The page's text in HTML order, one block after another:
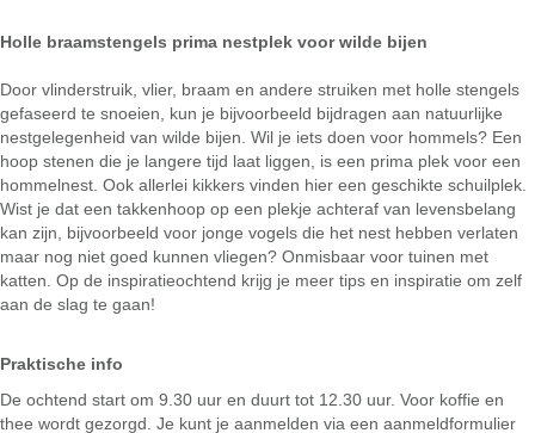
Holle braamstengels prima nestplek voor wilde bijen
Door vlinderstruik, vlier, braam en andere struiken met holle stengels
gefaseerd te snoeien, kun je bijvoorbeeld bijdragen aan natuurlijke
nestgelegenheid van wilde bijen. Wil je iets doen voor hommels? Een
hoop stenen die je langere tijd laat liggen, is een prima plek voor een
hommelnest. Ook allerlei kikkers vinden hier een geschikte schuilplek.
Wist je dat een takkenhoop op een plekje achteraf van levensbelang
kan zijn, bijvoorbeeld voor jonge vogels die het nest hebben verlaten
maar nog niet goed kunnen vliegen? Onmisbaar voor tuinen met
katten. Op de inspiratieochtend krijg je meer tips en inspiratie om zelf
aan de slag te gaan!
Praktische info
De ochtend start om 9.30 uur en duurt tot 12.30 uur. Voor koffie en
thee wordt gezorgd. Je kunt je aanmelden via een aanmeldformulier